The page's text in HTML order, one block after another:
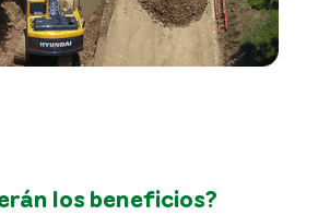
los beneficios?